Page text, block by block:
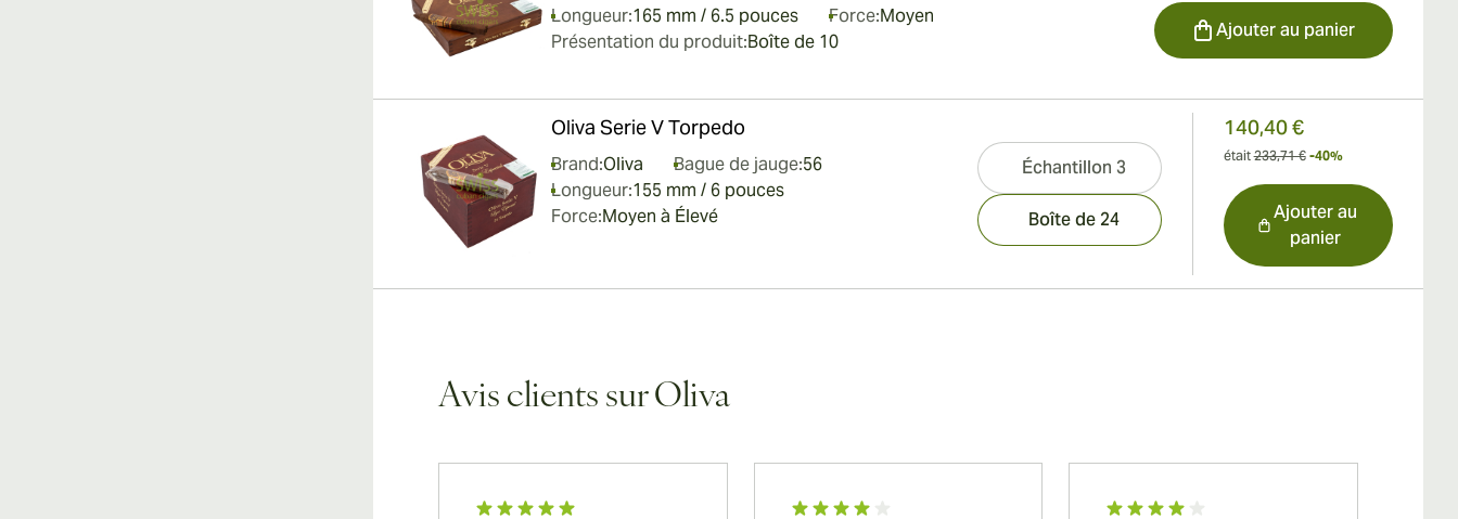
Longueur:165 mm / 6.5 pouces Force:Moyen
Présentation du produit:Boîte de 10
Ajouter au panier
Oliva Serie V Torpedo
Brand:Oliva Bague de jauge:56
Longueur:155 mm / 6 pouces
Force:Moyen à Élevé
140,40 €
était 233,71 € -40%
Ajouter au
panier
Échantillon 3
Boîte de 24
Avis clients sur Oliva